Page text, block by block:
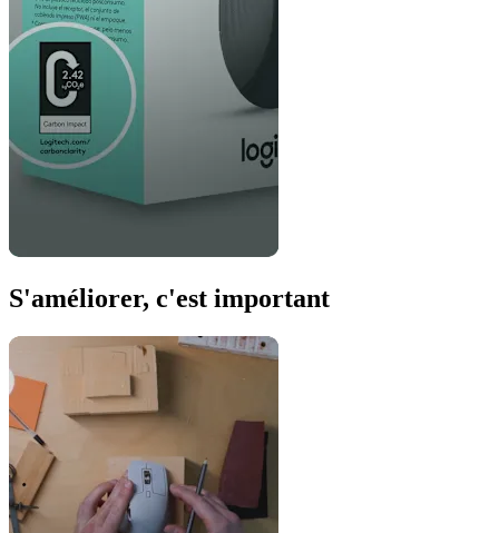
S'améliorer, c'est important